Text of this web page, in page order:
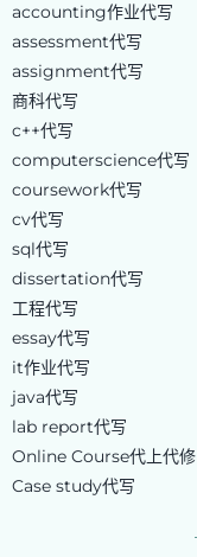
accounting作业代写
assessment代写
assignment代写
商科代写
c++代写
computerscience代写
coursework代写
cv代写
sql代写
dissertation代写
工程代写
essay代写
it作业代写
java代写
lab report代写
Online Course代上代修
Case study代写